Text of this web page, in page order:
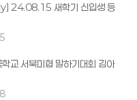
새학기 신입생 등
서북미협 말하기대회 김아